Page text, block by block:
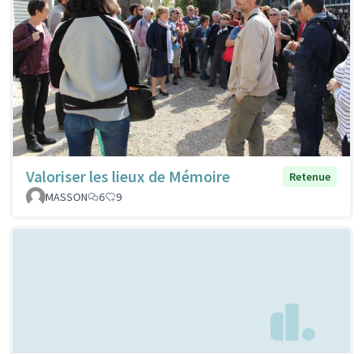
Valoriser les lieux de Mémoire
Retenue
MASSON
6 9